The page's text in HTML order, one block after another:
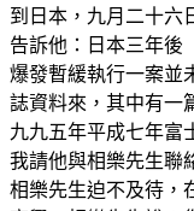
到日本，九月二十六
告訴他：日本三年後
爆發暫緩執行一案並
誌資料來，其中有一
九九五年平成七年富
我請他與相樂先生聯
相樂先生迫不及待，